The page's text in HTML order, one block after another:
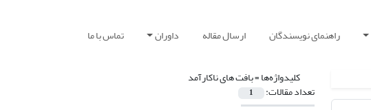
راهنمای نویسندگان ارسال مقاله داوران تماس با ما
کلیدواژه‌ها =بافت های ناکارآمد
تعداد مقالات: 1